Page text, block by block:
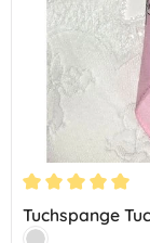
Tuchspange
Farbe: